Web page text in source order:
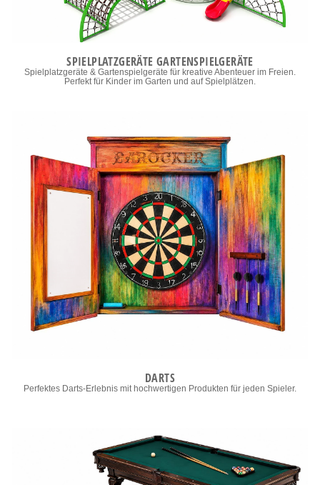
SPIELPLATZGERÄTE GARTENSPIELGERÄTE
Spielplatzgeräte & Gartenspielgeräte für kreative Abenteuer im Freien.
Perfekt für Kinder im Garten und auf Spielplätzen.
DARTS
Perfektes Darts-Erlebnis mit hochwertigen Produkten für jeden Spieler.